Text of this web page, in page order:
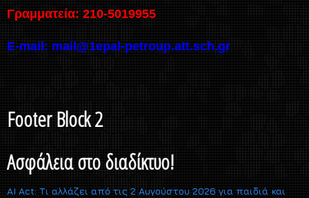
Γραμματεία: 210-5019955
E-mail: mail@1epal-petroup.att.sch.gr
Footer Block 2
Ασφάλεια στο διαδίκτυο!
AI Act: Τι αλλάζει από τις 2 Αυγούστου 2026 για παιδιά και